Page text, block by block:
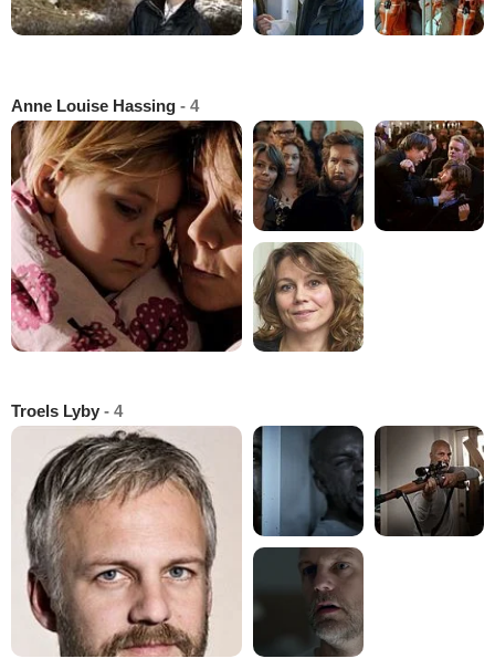
Anne Louise Hassing - 4
Troels Lyby - 4